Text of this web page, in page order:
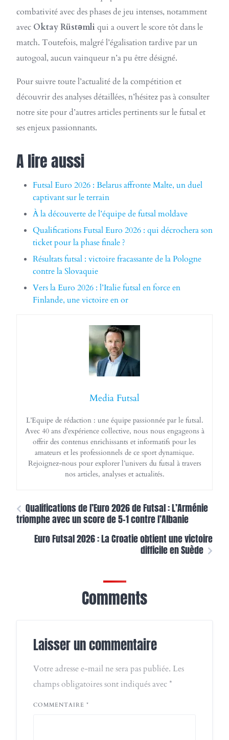
combativité avec des phases de jeu intenses, notamment
avec Oktay Rüstəmli qui a ouvert le score tôt dans le
match. Toutefois, malgré l’égalisation tardive par un
autogoal, aucun vainqueur n’a pu être désigné.
Pour suivre toute l’actualité de la compétition et
découvrir des analyses détaillées, n’hésitez pas à consulter
notre site pour d’autres articles pertinents sur le futsal et
ses enjeux passionnants.
A lire aussi
Futsal Euro 2026 : Belarus affronte Malte, un duel
captivant sur le terrain
À la découverte de l’équipe de futsal moldave
Qualifications Futsal Euro 2026 : qui décrochera son
ticket pour la phase finale ?
Résultats futsal : victoire fracassante de la Pologne
contre la Slovaquie
Vers la Euro 2026 : l’Italie futsal en force en
Finlande, une victoire en or
Media Futsal
L’Equipe de rédaction : une équipe passionnée par le futsal.
Avec 40 ans d’expérience collective, nous nous engageons à
offrir des contenus enrichissants et informatifs pour les
amateurs et les professionnels de ce sport dynamique.
Rejoignez-nous pour explorer l’univers du futsal à travers
nos articles, analyses et actualités.
Qualifications de l’Euro 2026 de Futsal : L’Arménie
triomphe avec un score de 5-1 contre l’Albanie
Euro Futsal 2026 : La Croatie obtient une victoire
difficile en Suède
Comments
Laisser un commentaire
Votre adresse e-mail ne sera pas publiée. Les
champs obligatoires sont indiqués avec*
COMMENTAIRE *